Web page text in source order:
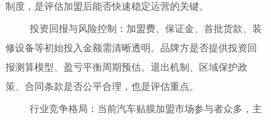
制度，是评估加盟后能否快速稳定运营的关键。
投资回报与风险控制：加盟费、保证金、首批货款、装
修设备等初始投入金额需清晰透明。品牌方是否提供投资回
报测算模型、盈亏平衡周期预估。退出机制、区域保护政
策、合同条款是否公平合理，也是评估重点。
行业竞争格局：当前汽车贴膜加盟市场参与者众多，主